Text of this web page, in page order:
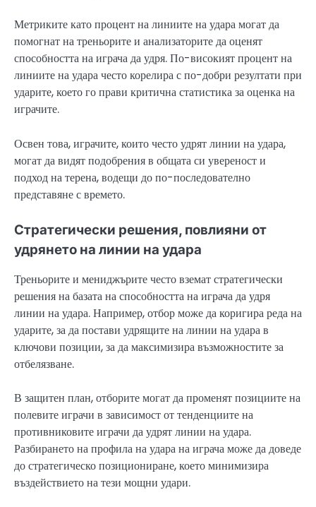
Метриките като процент на линиите на удара могат да
помогнат на треньорите и анализаторите да оценят
способността на играча да удря. По-високият процент на
линиите на удара често корелира с по-добри резултати при
ударите, което го прави критична статистика за оценка на
играчите.
Освен това, играчите, които често удрят линии на удара,
могат да видят подобрения в общата си увереност и
подход на терена, водещи до по-последователно
представяне с времето.
Стратегически решения, повлияни от
удрянето на линии на удара
Треньорите и мениджърите често вземат стратегически
решения на базата на способността на играча да удря
линии на удара. Например, отбор може да коригира реда на
ударите, за да постави удрящите на линии на удара в
ключови позиции, за да максимизира възможностите за
отбелязване.
В защитен план, отборите могат да променят позициите на
полевите играчи в зависимост от тенденциите на
противниковите играчи да удрят линии на удара.
Разбирането на профила на удара на играча може да доведе
до стратегическо позициониране, което минимизира
въздействието на тези мощни удари.